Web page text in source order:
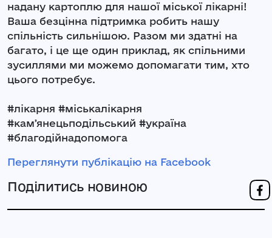
надану картоплю для нашої міської лікарні!
Ваша безцінна підтримка робить нашу
спільність сильнішою. Разом ми здатні на
багато, і це ще один приклад, як спільними
зусиллями ми можемо допомагати тим, хто
цього потребує.
#лікарня #міськалікарня
#камʼянецьподільський #україна
#благодійнадопомога
Переглянути публікацію на Facebook
Поділитись новиною